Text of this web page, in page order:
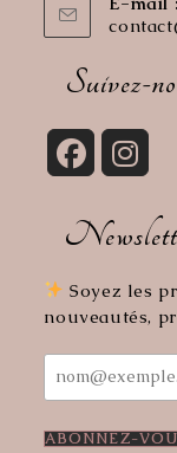
Suivez-
un
onglet
un
onglet
Soyez les
nouveautés,